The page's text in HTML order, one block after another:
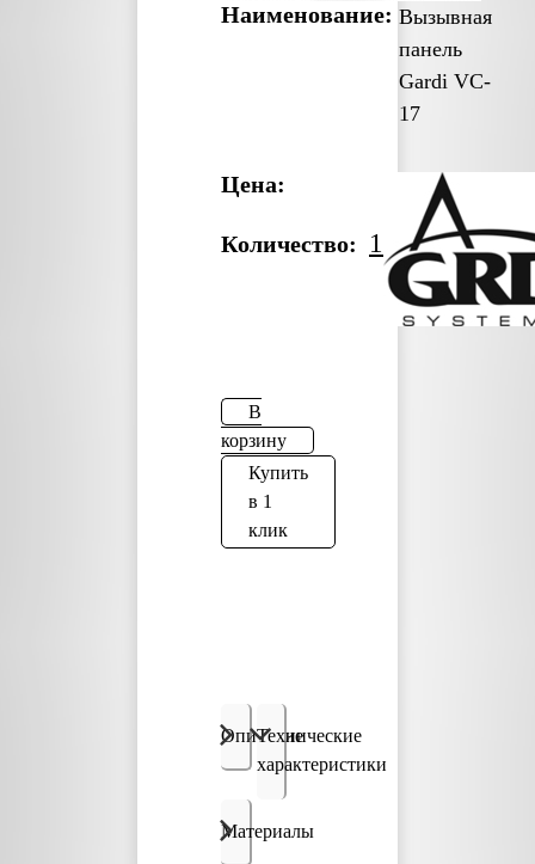
Наименование: Вызывная
панель
Gardi VC-
17
Цена:
Количество: 1
В
корзину
Купить
в 1
клик
Описание
Технические
характеристики
Материалы